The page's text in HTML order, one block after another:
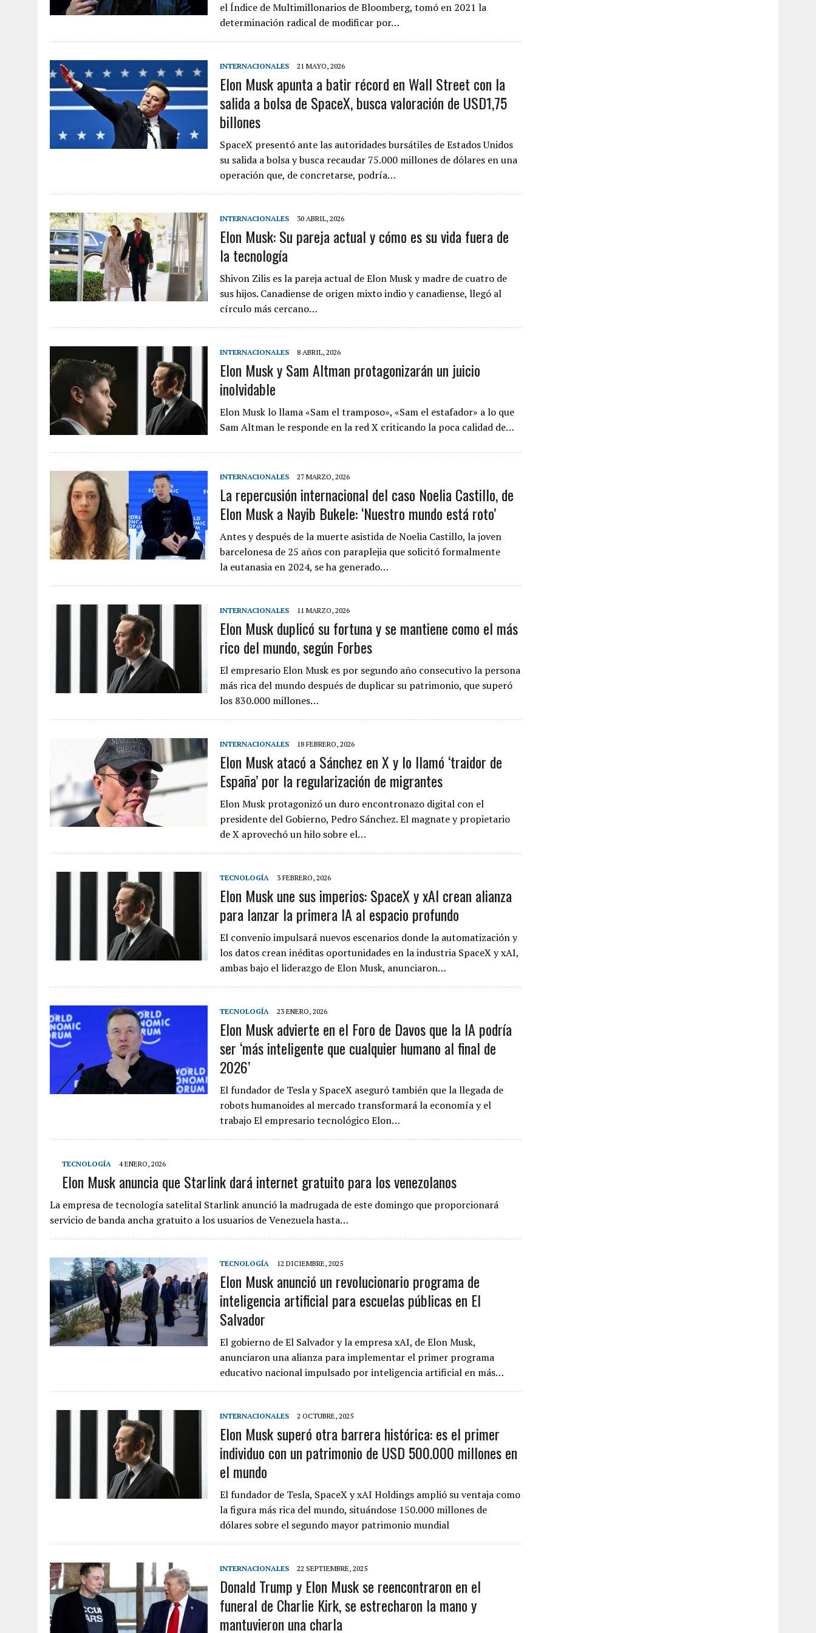
el Índice de Multimillonarios de Bloomberg, tomó en 2021 la
determinación radical de modificar por…
INTERNACIONALES 21 MAYO, 2026
Elon Musk apunta a batir récord en Wall Street con la
salida a bolsa de SpaceX, busca valoración de USD1,75
billones
SpaceX presentó ante las autoridades bursátiles de Estados Unidos
su salida a bolsa y busca recaudar 75.000 millones de dólares en una
operación que, de concretarse, podría…
INTERNACIONALES 30 ABRIL, 2026
Elon Musk: Su pareja actual y cómo es su vida fuera de
la tecnología
Shivon Zilis es la pareja actual de Elon Musk y madre de cuatro de
sus hijos. Canadiense de origen mixto indio y canadiense, llegó al
círculo más cercano…
INTERNACIONALES 8 ABRIL, 2026
Elon Musk y Sam Altman protagonizarán un juicio
inolvidable
Elon Musk lo llama «Sam el tramposo», «Sam el estafador» a lo que
Sam Altman le responde en la red X criticando la poca calidad de…
INTERNACIONALES 27 MARZO, 2026
La repercusión internacional del caso Noelia Castillo, de
Elon Musk a Nayib Bukele: ‘Nuestro mundo está roto’
Antes y después de la muerte asistida de Noelia Castillo, la joven
barcelonesa de 25 años con paraplejia que solicitó formalmente
la eutanasia en 2024, se ha generado…
INTERNACIONALES 11 MARZO, 2026
Elon Musk duplicó su fortuna y se mantiene como el más
rico del mundo, según Forbes
El empresario Elon Musk es por segundo año consecutivo la persona
más rica del mundo después de duplicar su patrimonio, que superó
los 830.000 millones…
INTERNACIONALES 18 FEBRERO, 2026
Elon Musk atacó a Sánchez en X y lo llamó ‘traidor de
España’ por la regularización de migrantes
Elon Musk protagonizó un duro encontronazo digital con el
presidente del Gobierno, Pedro Sánchez. El magnate y propietario
de X aprovechó un hilo sobre el…
TECNOLOGÍA 3 FEBRERO, 2026
Elon Musk une sus imperios: SpaceX y xAI crean alianza
para lanzar la primera IA al espacio profundo
El convenio impulsará nuevos escenarios donde la automatización y
los datos crean inéditas oportunidades en la industria SpaceX y xAI,
ambas bajo el liderazgo de Elon Musk, anunciaron…
TECNOLOGÍA 23 ENERO, 2026
Elon Musk advierte en el Foro de Davos que la IA podría
ser ‘más inteligente que cualquier humano al final de
2026’
El fundador de Tesla y SpaceX aseguró también que la llegada de
robots humanoides al mercado transformará la economía y el
trabajo El empresario tecnológico Elon…
TECNOLOGÍA 4 ENERO, 2026
Elon Musk anuncia que Starlink dará internet gratuito para los venezolanos
La empresa de tecnología satelital Starlink anunció la madrugada de este domingo que proporcionará
servicio de banda ancha gratuito a los usuarios de Venezuela hasta…
TECNOLOGÍA 12 DICIEMBRE, 2025
Elon Musk anunció un revolucionario programa de
inteligencia artificial para escuelas públicas en El
Salvador
El gobierno de El Salvador y la empresa xAI, de Elon Musk,
anunciaron una alianza para implementar el primer programa
educativo nacional impulsado por inteligencia artificial en más…
INTERNACIONALES 2 OCTUBRE, 2025
Elon Musk superó otra barrera histórica: es el primer
individuo con un patrimonio de USD 500.000 millones en
el mundo
El fundador de Tesla, SpaceX y xAI Holdings amplió su ventaja como
la figura más rica del mundo, situándose 150.000 millones de
dólares sobre el segundo mayor patrimonio mundial
INTERNACIONALES 22 SEPTIEMBRE, 2025
Donald Trump y Elon Musk se reencontraron en el
funeral de Charlie Kirk, se estrecharon la mano y
mantuvieron una charla